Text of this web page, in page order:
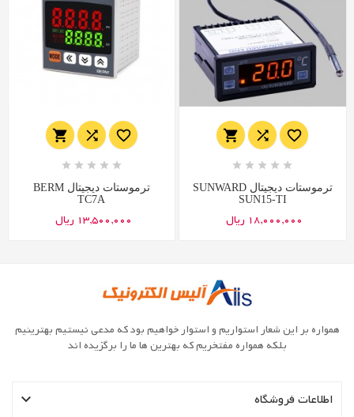
  
    
ترموستات دیجیتال BERM
TC7A
13,500,000 ریال
  
    
ترموستات دیجیتال SUNWARD
SUN15-TI
18,000,000 ریال
همواره بر این شعار استواریم و استوار خواهیم بود که مدعی نیستیم بهترینیم
بلکه همواره مفتخریم که بهترین ها ما را برگزیده اند
اطلاعات فروشگاه 